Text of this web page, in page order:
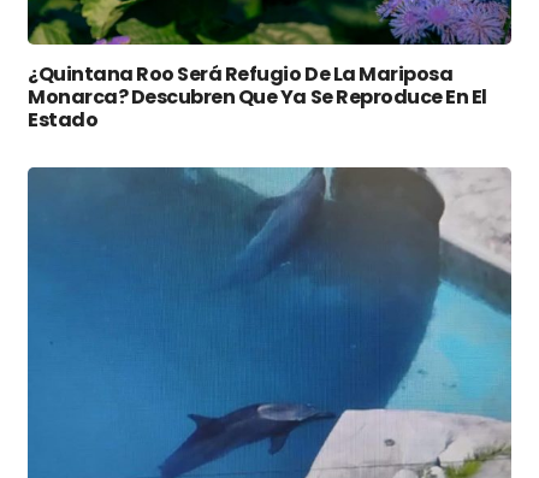
¿Quintana Roo Será Refugio De La Mariposa
Monarca? Descubren Que Ya Se Reproduce En El
Estado